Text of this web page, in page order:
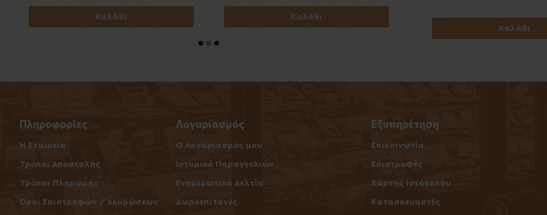
Καλάθι Καλάθι Καλάθι
Καλάθι Καλάθι Καλάθι
Πληροφορίες
Η Εταιρεία
Τρόποι Αποστολής
Τρόποι Πληρωμής
Όροι Επιστροφών / Ακυρώσεων
Λογαριασμός
O Λογαριασμός μου
Ιστορικό Παραγγελιών
Ενημερωτικά Δελτία
Δωροεπιταγές
Εξυπηρέτηση
Επικοινωνία
Επιστροφές
Χάρτης Ιστότοπου
Κατασκευαστές